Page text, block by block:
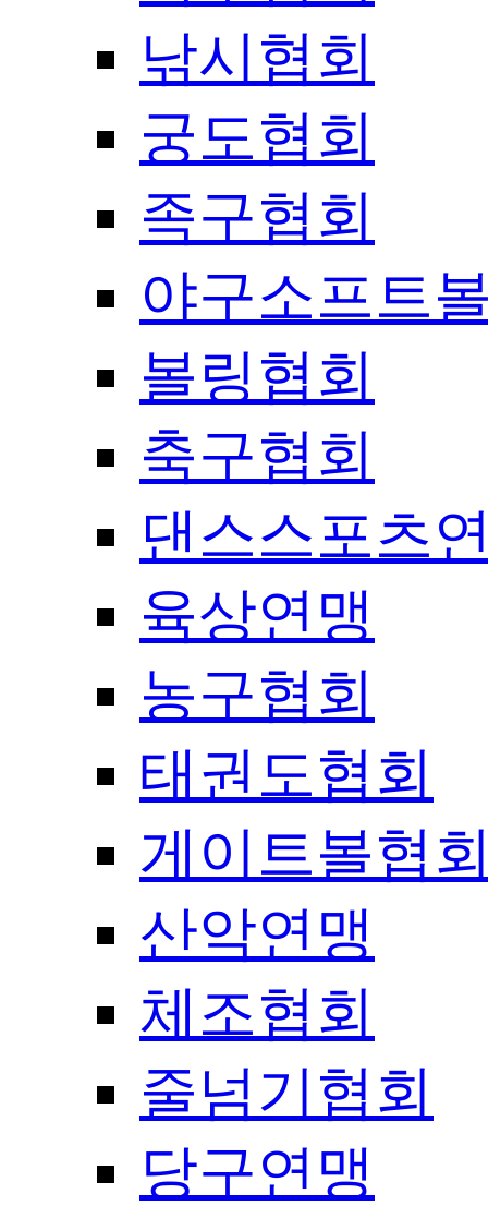
낚시협회
궁도협회
족구협회
야구소프트
볼링협회
축구협회
댄스스포츠
육상연맹
농구협회
태권도협회
게이트볼협
산악연맹
체조협회
줄넘기협회
당구연맹